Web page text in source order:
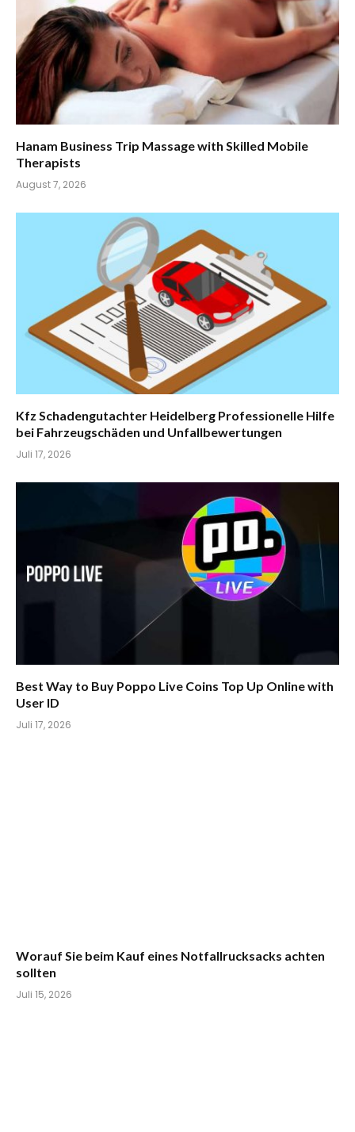
Hanam Business Trip Massage with Skilled Mobile
Therapists
August 7, 2026
Kfz Schadengutachter Heidelberg Professionelle Hilfe
bei Fahrzeugschäden und Unfallbewertungen
Juli 17, 2026
Best Way to Buy Poppo Live Coins Top Up Online with
User ID
Juli 17, 2026
Worauf Sie beim Kauf eines Notfallrucksacks achten
sollten
Juli 15, 2026